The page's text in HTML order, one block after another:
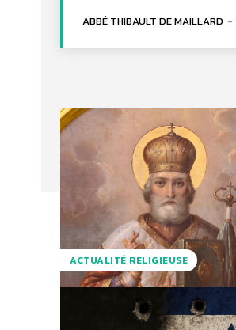
ABBÉ THIBAULT DE MAILLARD -
ACTUALITÉ RELIGIEUSE